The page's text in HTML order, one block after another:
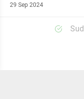
29 Sep 2024